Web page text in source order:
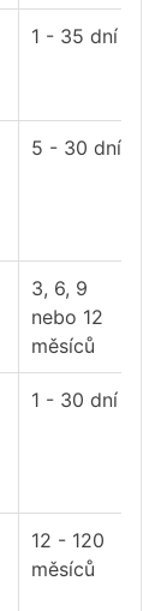
1 - 35 dní
5 - 30 dní
3, 6, 9
nebo 12
měsíců
1 - 30 dní
12 - 120
měsíců